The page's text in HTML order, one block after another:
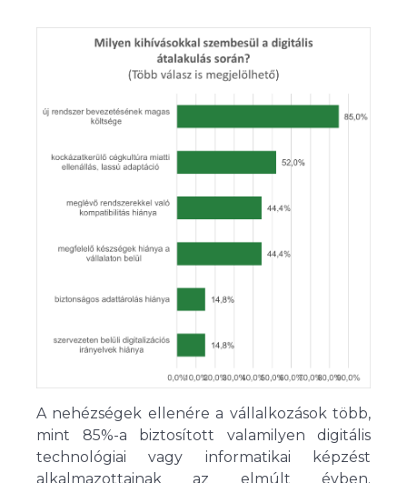
A nehézségek ellenére a vállalkozások több,
mint 85%-a biztosított valamilyen digitális
technológiai vagy informatikai képzést
alkalmazottainak az elmúlt évben.